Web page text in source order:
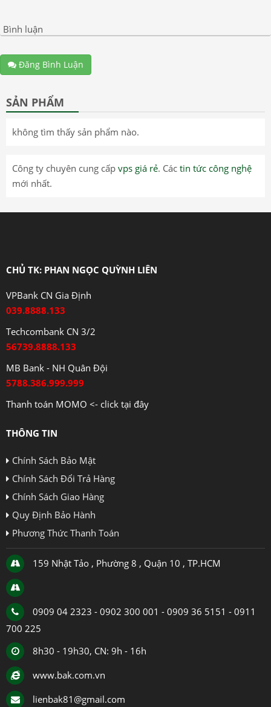
Bình luận
Đăng Bình Luận
SẢN PHẨM
không tìm thấy sản phẩm nào.
Công ty chuyên cung cấp vps giá rẻ. Các tin tức công nghệ
mới nhất.
CHỦ TK: PHAN NGỌC QUỲNH LIÊN
VPBank CN Gia Định
039.8888.133
Techcombank CN 3/2
56739.8888.133
MB Bank - NH Quân Đội
5788.386.999.999
Thanh toán MOMO <- click tại đây
THÔNG TIN
Chính Sách Bảo Mật
Chính Sách Đổi Trả Hàng
Chính Sách Giao Hàng
Quy Định Bảo Hành
Phương Thức Thanh Toán
159 Nhật Tảo , Phường 8 , Quận 10 , TP.HCM
0909 04 2323 - 0902 300 001 - 0909 36 5151 - 0911
700 225
8h30 - 19h30, CN: 9h - 16h
www.bak.com.vn
lienbak81@gmail.com